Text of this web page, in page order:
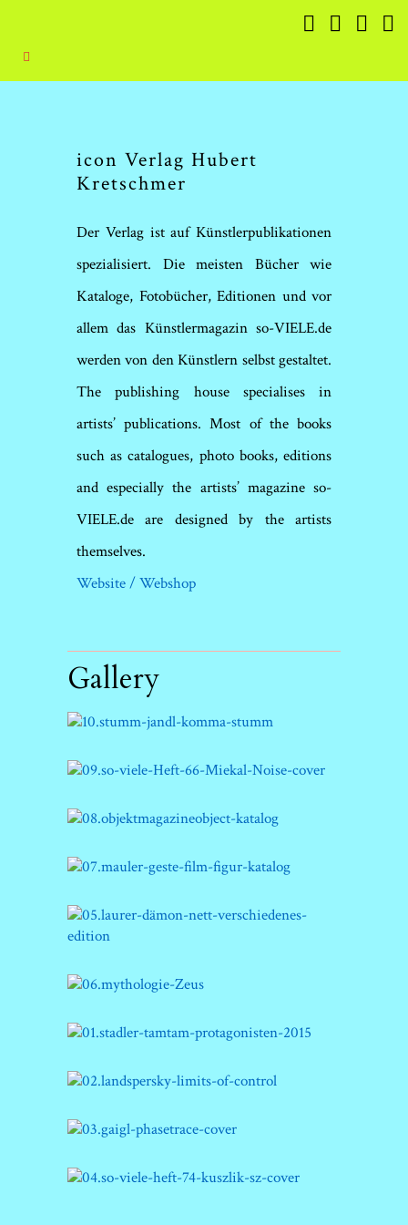
icon Verlag Hubert
Kretschmer
Der Verlag ist auf Künstlerpublikationen
spezialisiert. Die meisten Bücher wie
Kataloge, Fotobücher, Editionen und vor
allem das Künstlermagazin so-VIELE.de
werden von den Künstlern selbst gestaltet.
The publishing house specialises in
artists’ publications. Most of the books
such as catalogues, photo books, editions
and especially the artists’ magazine so-
VIELE.de are designed by the artists
themselves.
Website / Webshop
Gallery